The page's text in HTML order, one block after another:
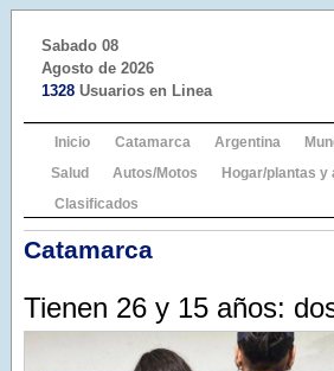
Sabado 08
Agosto de 2026
1328 Usuarios en Linea
Inicio Catamarca Argentina
Salud
Autos/Motos Hogar/plantas y
Clasificados
Catamarca
Tienen 26 y 15 años: